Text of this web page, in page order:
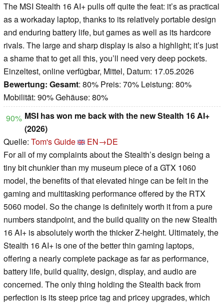
The MSI Stealth 16 AI+ pulls off quite the feat: it’s as practical
as a workaday laptop, thanks to its relatively portable design
and enduring battery life, but games as well as its hardcore
rivals. The large and sharp display is also a highlight; it’s just
a shame that to get all this, you’ll need very deep pockets.
Einzeltest, online verfügbar, Mittel, Datum: 17.05.2026
Bewertung: Gesamt: 80% Preis: 70% Leistung: 80%
Mobilität: 90% Gehäuse: 80%
90% MSI has won me back with the new Stealth 16 AI+
(2026)
Quelle: Tom's Guide
EN→DE
For all of my complaints about the Stealth’s design being a
tiny bit chunkier than my museum piece of a GTX 1060
model, the benefits of that elevated hinge can be felt in the
gaming and multitasking performance offered by the RTX
5060 model. So the change is definitely worth it from a pure
numbers standpoint, and the build quality on the new Stealth
16 AI+ is absolutely worth the thicker Z-height. Ultimately, the
Stealth 16 AI+ is one of the better thin gaming laptops,
offering a nearly complete package as far as performance,
battery life, build quality, design, display, and audio are
concerned. The only thing holding the Stealth back from
perfection is its steep price tag and pricey upgrades, which